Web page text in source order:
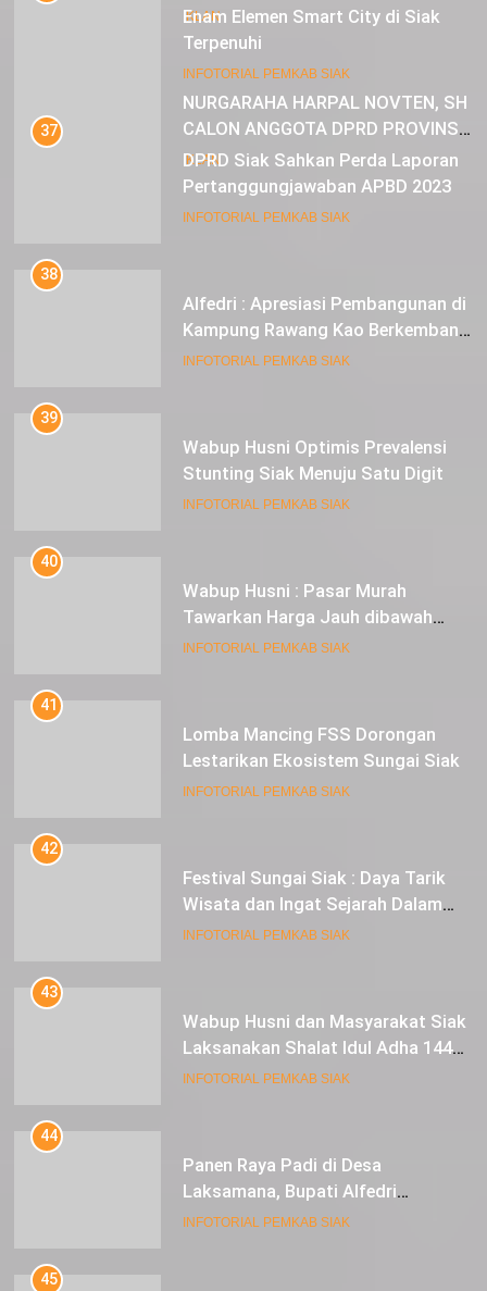
IKLAN
NURGARAHA HARPAL NOVTEN, SH
CALON ANGGOTA DPRD PROVINSI
DKI JAKARTA
IKLAN
Enam Elemen Smart City di Siak
Terpenuhi
INFOTORIAL PEMKAB SIAK
37
DPRD Siak Sahkan Perda Laporan
Pertanggungjawaban APBD 2023
INFOTORIAL PEMKAB SIAK
38
Alfedri : Apresiasi Pembangunan di
Kampung Rawang Kao Berkembang
Pesat
INFOTORIAL PEMKAB SIAK
39
Wabup Husni Optimis Prevalensi
Stunting Siak Menuju Satu Digit
INFOTORIAL PEMKAB SIAK
40
Wabup Husni : Pasar Murah
Tawarkan Harga Jauh dibawah
Pasar Tradisional
INFOTORIAL PEMKAB SIAK
41
Lomba Mancing FSS Dorongan
Lestarikan Ekosistem Sungai Siak
INFOTORIAL PEMKAB SIAK
42
Festival Sungai Siak : Daya Tarik
Wisata dan Ingat Sejarah Dalam
Lestarikan Peradaban
INFOTORIAL PEMKAB SIAK
43
Wabup Husni dan Masyarakat Siak
Laksanakan Shalat Idul Adha 1445
Hijriah di Lapangan Tugu Siak
INFOTORIAL PEMKAB SIAK
44
Panen Raya Padi di Desa
Laksamana, Bupati Alfedri
Serahkan 16 Unit Mesin Pompa Air
INFOTORIAL PEMKAB SIAK
45